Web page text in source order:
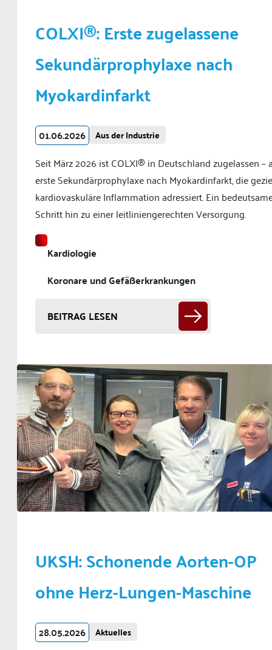
COLXI®: Erste zugelassene
Sekundärprophylaxe nach
Myokardinfarkt
01.06.2026 Aus der Industrie
Seit März 2026 ist COLXI® in Deutschland zugelassen –
erste Sekundärprophylaxe nach Myokardinfarkt, die
kardiovaskuläre Inflammation adressiert. Ein
Schritt hin zu einer leitliniengerechten Versorgung.
Kardiologie
Koronare und Gefäßerkrankungen
BEITRAG LESEN
UKSH: Schonende Aorten-OP
ohne Herz-Lungen-Maschine
28.05.2026 Aktuelles